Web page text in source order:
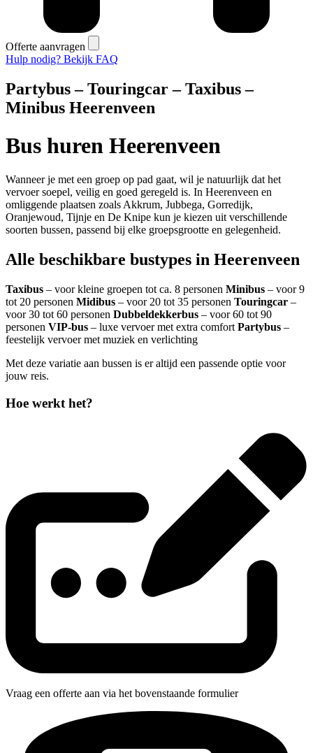
Offerte aanvragen
Hulp nodig? Bekijk FAQ
Partybus – Touringcar – Taxibus –
Minibus Heerenveen
Bus huren Heerenveen
Wanneer je met een groep op pad gaat, wil je natuurlijk dat het
vervoer soepel, veilig en goed geregeld is. In Heerenveen en
omliggende plaatsen zoals Akkrum, Jubbega, Gorredijk,
Oranjewoud, Tijnje en De Knipe kun je kiezen uit verschillende
soorten bussen, passend bij elke groepsgrootte en gelegenheid.
Alle beschikbare bustypes in Heerenveen
Taxibus – voor kleine groepen tot ca. 8 personen Minibus – voor 9
tot 20 personen Midibus – voor 20 tot 35 personen Touringcar –
voor 30 tot 60 personen Dubbeldekkerbus – voor 60 tot 90
personen VIP‑bus – luxe vervoer met extra comfort Partybus –
feestelijk vervoer met muziek en verlichting
Met deze variatie aan bussen is er altijd een passende optie voor
jouw reis.
Hoe werkt het?
Vraag een offerte aan via het bovenstaande formulier